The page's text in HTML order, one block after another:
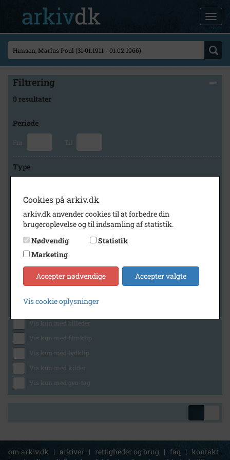
Filtrering
0 resultater
Periode
Fra Til
Type
Arkiv
Historisk Arkiv Dragør
Generelt
Vis kun med billeder
Vis kun med filmklip
Vis kun med lydklip
Vis kun med kilder
Vis kun med geo-tag
om arkiv.dk | arkiver | rettigheder og brug | faq | kontakt
Cookies på arkiv.dk
arkiv.dk anvender cookies til at forbedre din
brugeroplevelse og til indsamling af statistik.
Nødvendig
Statistik
Marketing
Accepter nødvendige Accepter valgte
Vis cookie oplysninger